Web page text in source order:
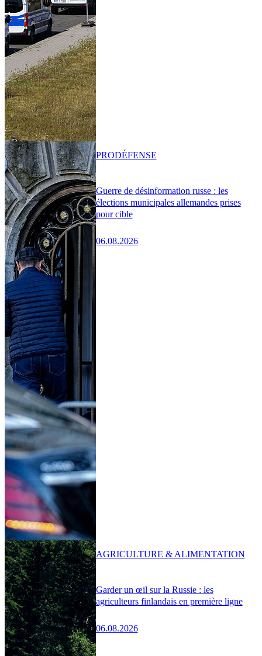
Guerre de désinformation russe : les
élections municipales allemandes prises
pour cible
06.08.2026
PRODÉFENSE
Garder un œil sur la Russie : les
agriculteurs finlandais en première ligne
06.08.2026
AGRICULTURE & ALIMENTATION